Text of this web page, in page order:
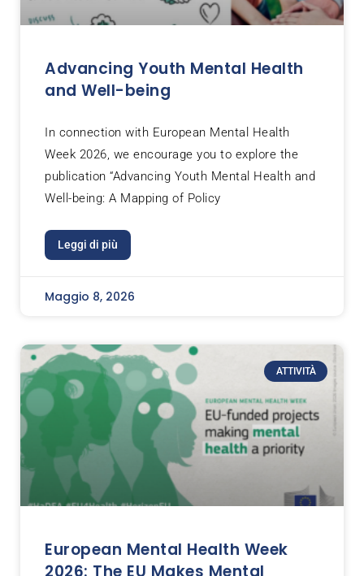
Advancing Youth Mental Health
and Well-being
In connection with European Mental Health
Week 2026, we encourage you to explore the
publication “Advancing Youth Mental Health and
Well-being: A Mapping of Policy
Leggi di più
Maggio 8, 2026
ATTIVITÀ
European Mental Health Week
2026: The EU Makes Mental